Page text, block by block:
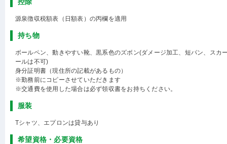
源泉徴収税額表（日額表）の丙欄を適用
持ち物
ボールペン、動きやすい靴、黒系色のズボン(ダメージ加工、短パン、スカ
ールは不可)
身分証明書（現住所の記載があるもの）
※勤務前にコピーさせていただきます
※交通費を使用した場合は必ず領収書をお持ちください。
服装
Tシャツ、エプロンは貸与あり
希望資格・必要資格